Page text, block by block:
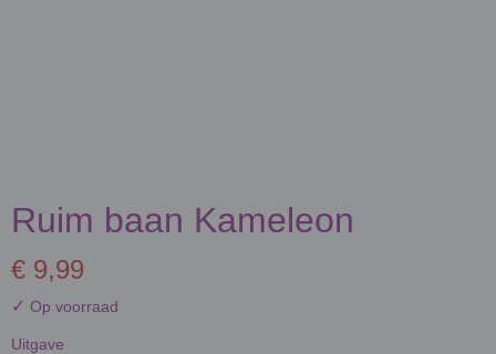
Ruim baan Kameleon
€ 9,99
✓ Op voorraad
Uitgave